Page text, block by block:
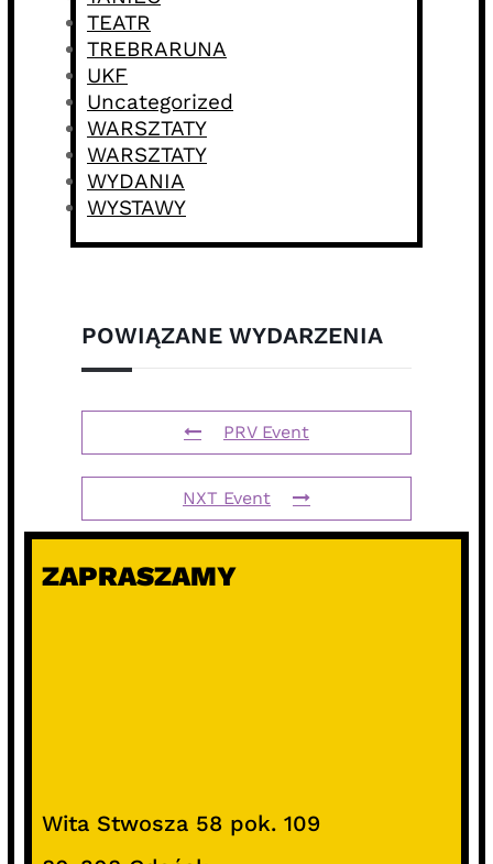
TEATR
TREBRARUNA
UKF
Uncategorized
WARSZTATY
WARSZTATY
WYDANIA
WYSTAWY
POWIĄZANE WYDARZENIA
PRV Event
NXT Event
ZAPRASZAMY
Wita Stwosza 58 pok. 109